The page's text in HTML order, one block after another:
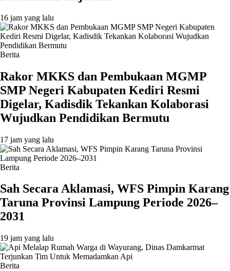
16 jam yang lalu
Berita
Rakor MKKS dan Pembukaan MGMP
SMP Negeri Kabupaten Kediri Resmi
Digelar, Kadisdik Tekankan Kolaborasi
Wujudkan Pendidikan Bermutu
17 jam yang lalu
Berita
Sah Secara Aklamasi, WFS Pimpin Karang
Taruna Provinsi Lampung Periode 2026–
2031
19 jam yang lalu
Berita